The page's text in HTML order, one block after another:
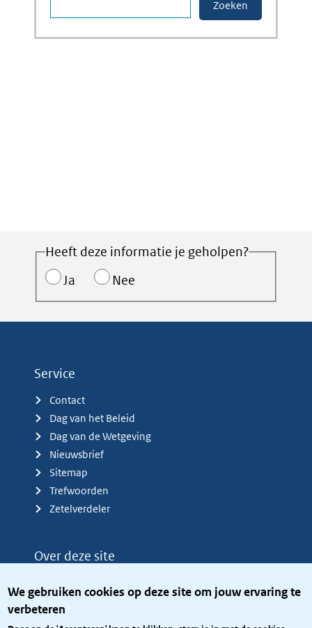
We gebruiken cookies op deze site om jouw ervaring te
verbeteren
Heeft deze informatie je geholpen?
Ja
Nee
Service
Contact
Dag van het Beleid
Dag van de Wetgeving
Nieuwsbrief
Sitemap
Trefwoorden
Zetelverdeler
Over deze site
Privacy